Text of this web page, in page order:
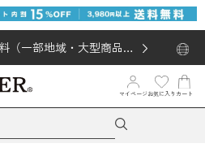
（一部地域・大型商品対
マイページ お気に入り カート